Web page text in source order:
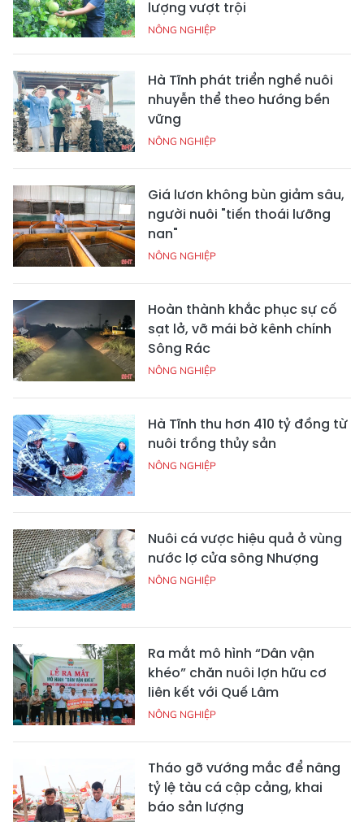
lượng vượt trội
NÔNG NGHIỆP
Hà Tĩnh phát triển nghề nuôi
nhuyễn thể theo hướng bền
vững
NÔNG NGHIỆP
Giá lươn không bùn giảm sâu,
người nuôi "tiến thoái lưỡng
nan"
NÔNG NGHIỆP
Hoàn thành khắc phục sự cố
sạt lở, vỡ mái bờ kênh chính
Sông Rác
NÔNG NGHIỆP
Hà Tĩnh thu hơn 410 tỷ đồng từ
nuôi trồng thủy sản
NÔNG NGHIỆP
Nuôi cá vược hiệu quả ở vùng
nước lợ cửa sông Nhượng
NÔNG NGHIỆP
Ra mắt mô hình “Dân vận
khéo” chăn nuôi lợn hữu cơ
liên kết với Quế Lâm
NÔNG NGHIỆP
Tháo gỡ vướng mắc để nâng
tỷ lệ tàu cá cập cảng, khai
báo sản lượng